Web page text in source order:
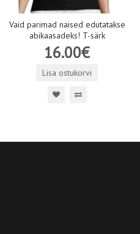
Vaid parimad naised edutatakse
abikaasadeks! T-särk
16.00€
Lisa ostukorvi